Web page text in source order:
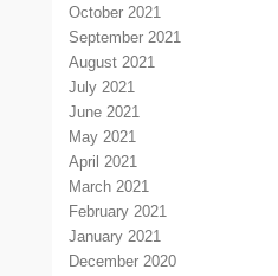
October 2021
September 2021
August 2021
July 2021
June 2021
May 2021
April 2021
March 2021
February 2021
January 2021
December 2020